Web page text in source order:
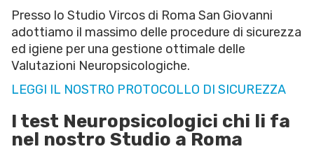
Presso lo Studio Vircos di Roma San Giovanni
adottiamo il massimo delle procedure di sicurezza
ed igiene per una gestione ottimale delle
Valutazioni Neuropsicologiche.
LEGGI IL NOSTRO PROTOCOLLO DI SICUREZZA
I test Neuropsicologici chi li fa
nel nostro Studio a Roma